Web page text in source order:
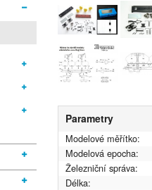
Parametry
Modelové měřítko:
Modelová epocha:
Železniční správa:
Délka: